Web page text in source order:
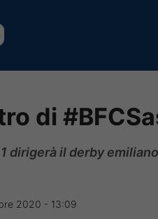
di
dirigerà il derby
2020 - 13:09